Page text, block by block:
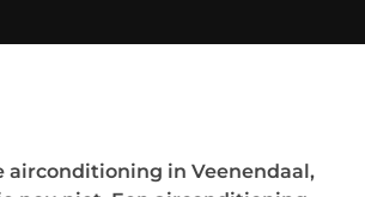
airconditioning in Veenendaal,